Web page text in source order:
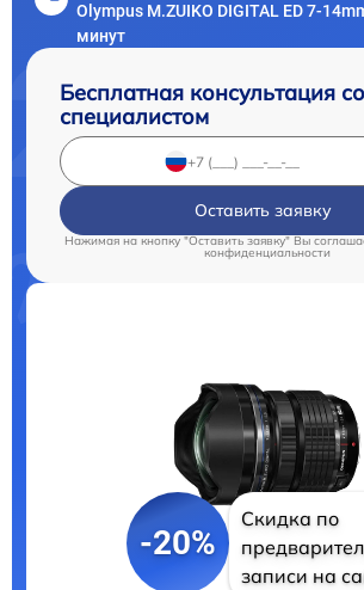
Olympus M.ZUIKO DIGITAL ED 7-
минут
Бесплатная консультация со
специалистом
Оставить заявку
Нажимая на кнопку "Оставить заявку" Вы
конфиденциальности
-20%
Скидка по
записи на